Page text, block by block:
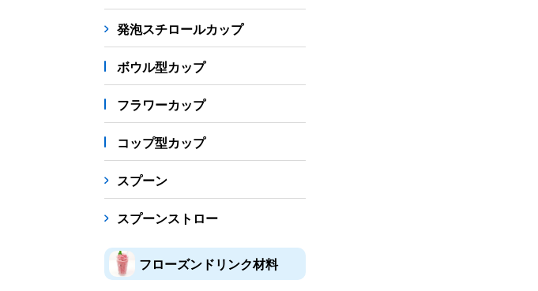
発泡スチロールカップ
ボウル型カップ
フラワーカップ
コップ型カップ
スプーン
スプーンストロー
フローズンドリンク材料